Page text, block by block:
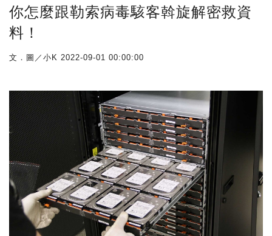
你怎麼跟勒索病毒駭客斡旋解密救資
料！
文．圖／小K 2022-09-01 00:00:00